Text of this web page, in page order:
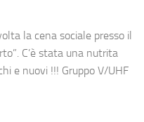
la cena sociale presso il
C’è stata una nutrita
e nuovi !!! Gruppo V/UHF